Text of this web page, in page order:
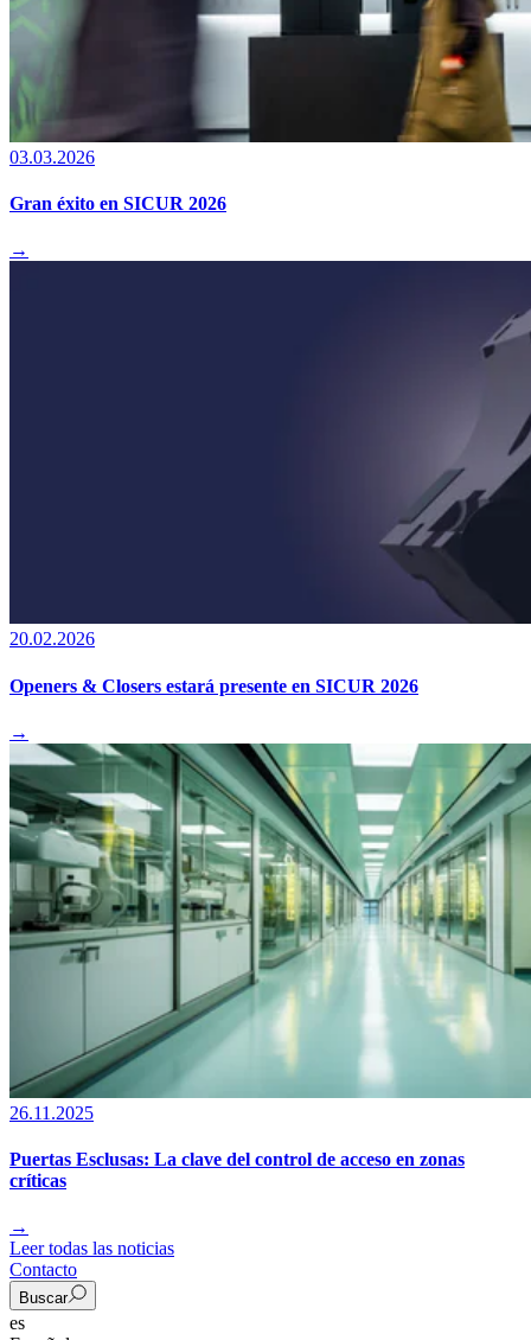
03.03.2026
Gran éxito en SICUR 2026
→
20.02.2026
Openers & Closers estará presente en SICUR 2026
→
26.11.2025
Puertas Esclusas: La clave del control de acceso en zonas
críticas
→
Leer todas las noticias
Contacto
Buscar
es